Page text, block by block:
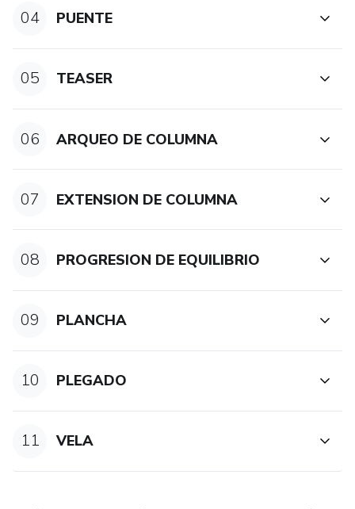
04 PUENTE
05 TEASER
06 ARQUEO DE COLUMNA
07 EXTENSION DE COLUMNA
08 PROGRESION DE EQUILIBRIO
09 PLANCHA
10 PLEGADO
11 VELA